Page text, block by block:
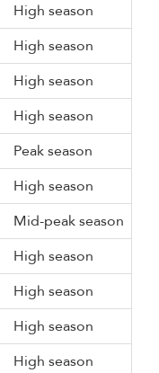
High season
High season
High season
High season
Peak season
High season
Mid-peak season
High season
High season
High season
High season